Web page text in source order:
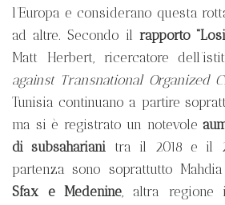
l’Europa e considerano questa
ad altre. Secondo il rapporto
Matt Herbert, ricercatore
against Transnational Organized
Tunisia continuano a partire
ma si è registrato un notevole
di subsahariani tra il 2018 e il
partenza sono soprattutto
Sfax e Medenine, altra